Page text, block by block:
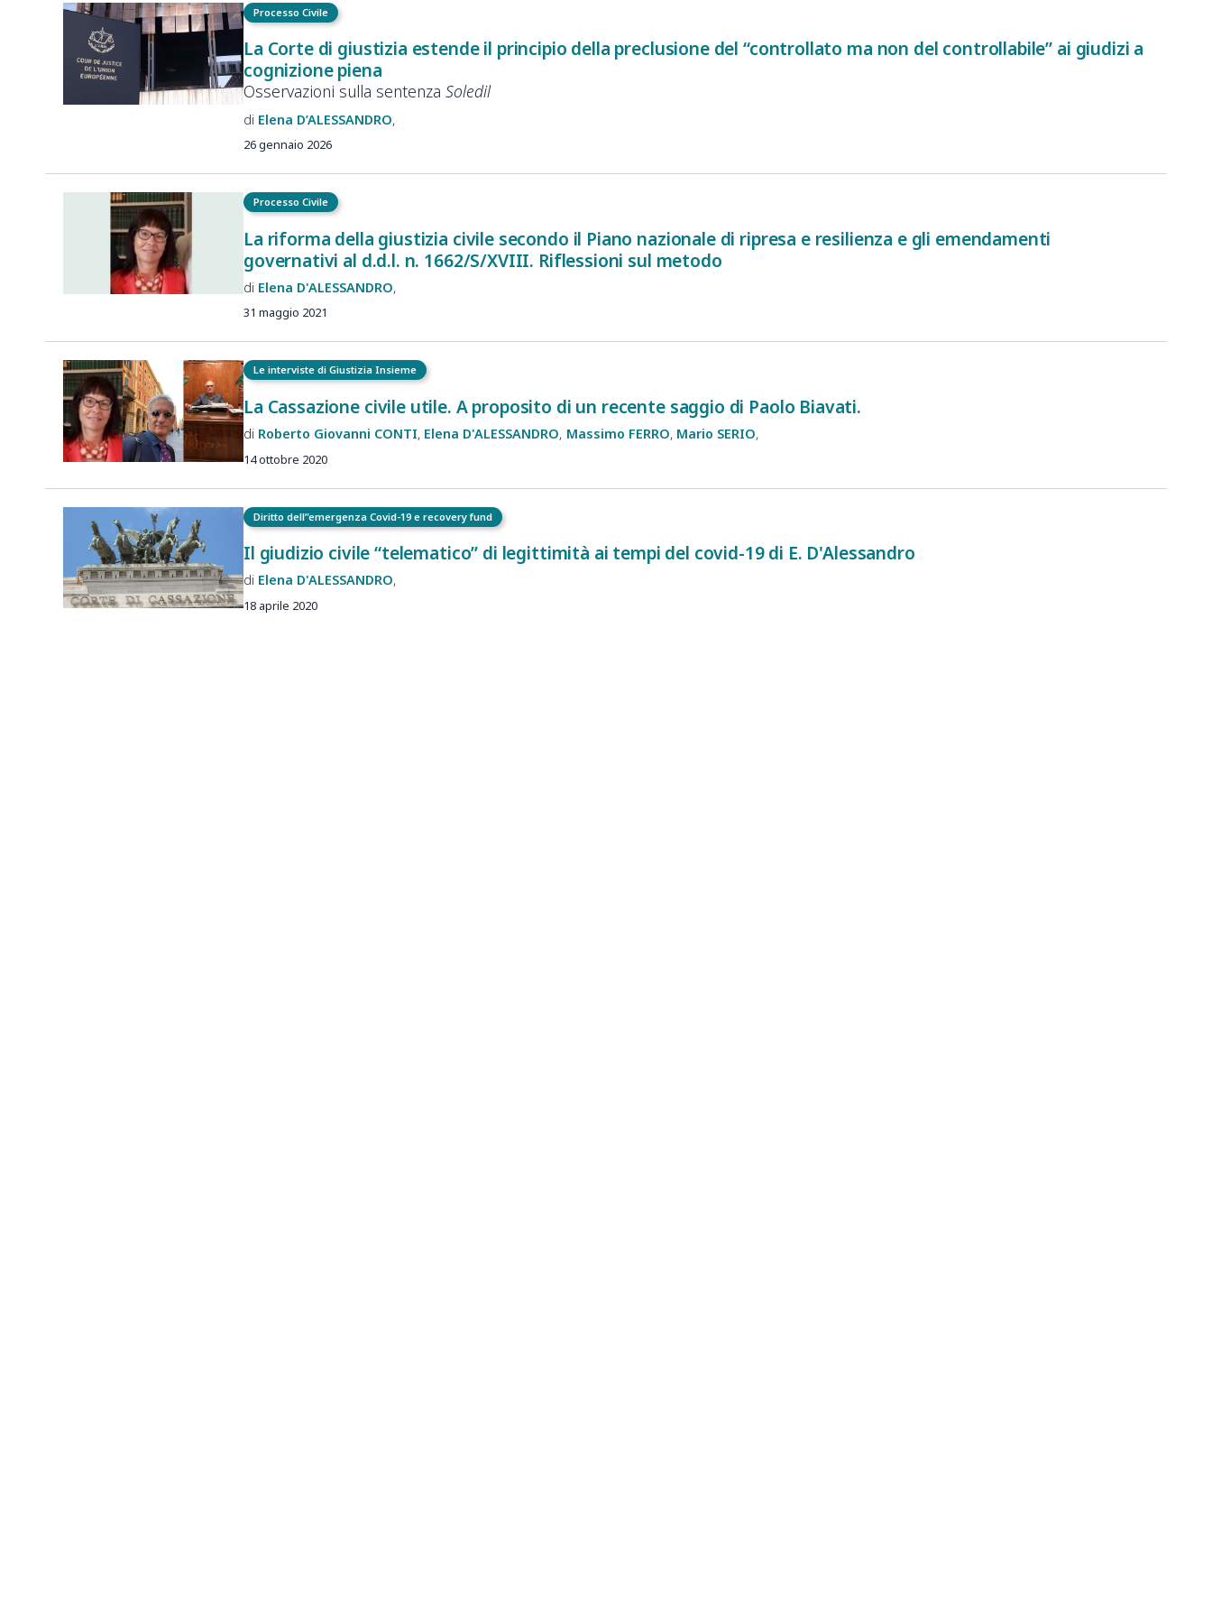
Processo Civile
La Corte di giustizia estende il principio della preclusione del “controllato ma non del controllabile” ai giudizi a
cognizione piena
Osservazioni sulla sentenza Soledil
Elena D’ALESSANDRO
26 gennaio 2026
Processo Civile
La riforma della giustizia civile secondo il Piano nazionale di ripresa e resilienza e gli emendamenti
governativi al d.d.l. n. 1662/S/XVIII. Riflessioni sul metodo
Elena D'ALESSANDRO
31 maggio 2021
Le interviste di Giustizia Insieme
La Cassazione civile utile. A proposito di un recente saggio di Paolo Biavati.
Roberto Giovanni CONTI Elena D'ALESSANDRO Massimo FERRO Mario SERIO
14 ottobre 2020
Diritto dell”emergenza Covid-19 e recovery fund
Il giudizio civile “telematico” di legittimità ai tempi del covid-19 di E. D'Alessandro
Elena D'ALESSANDRO
18 aprile 2020